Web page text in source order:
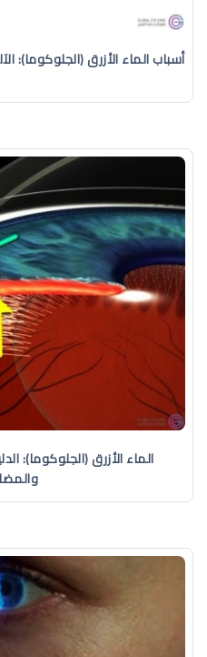
أسباب الماء الأزرق (الجلوكوما):
الماء الأزرق (الجلوكوما):